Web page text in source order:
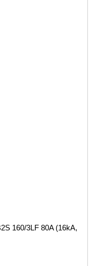
160/3LF 80A (16kA,